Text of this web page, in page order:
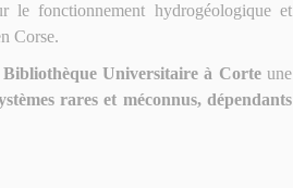
le fonctionnement hydrogéologique et
Corse.
Universitaireà Corteune
rares et méconnus, dépendants